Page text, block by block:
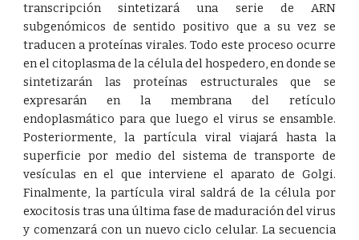
transcripción sintetizará una serie de ARN
subgenómicos de sentido positivo que a su vez se
traducen a proteínas virales. Todo este proceso ocurre
en el citoplasma de la célula del hospedero, en donde se
sintetizarán las proteínas estructurales que se
expresarán en la membrana del retículo
endoplasmático para que luego el virus se ensamble.
Posteriormente, la partícula viral viajará hasta la
superficie por medio del sistema de transporte de
vesículas en el que interviene el aparato de Golgi.
Finalmente, la partícula viral saldrá de la célula por
exocitosis tras una última fase de maduración del virus
y comenzará con un nuevo ciclo celular. La secuencia